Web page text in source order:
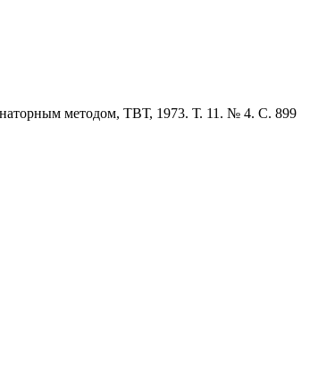
методом, ТВТ, 1973. Т. 11. № 4. С. 899